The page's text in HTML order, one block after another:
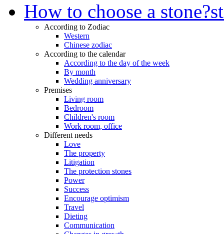
How to choose a stone?
According to Zodiac
Western
Chinese zodiac
According to the calendar
According to the day of the week
By month
Wedding anniversary
Premises
Living room
Bedroom
Children's room
Work room, office
Different needs
Love
The property
Litigation
The protection stones
Power
Success
Encourage optimism
Travel
Dieting
Communication